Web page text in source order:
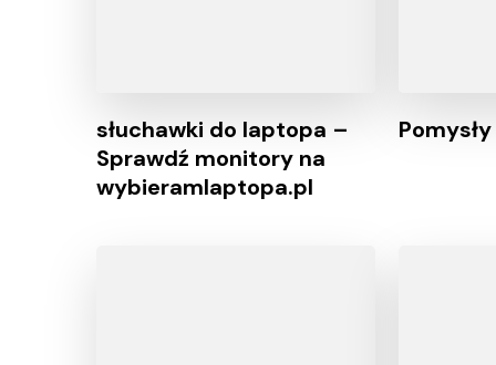
słuchawki do laptopa –
Sprawdź monitory na
wybieramlaptopa.pl